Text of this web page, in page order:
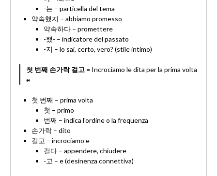
-는 – particella del tema
약속했지 – abbiamo promesso
약속하다 – promettere
-했- – indicatore del passato
-지 – lo sai, certo, vero? (stile intimo)
첫 번째 손가락 걸고 = Incrociamo le dita per la prima volta
e
첫 번째 – prima volta
첫 – primo
번째 – indica l'ordine o la frequenza
손가락 – dito
걸고 – incrociamo e
걸다 – appendere, chiudere
-고 – e (desinenza connettiva)